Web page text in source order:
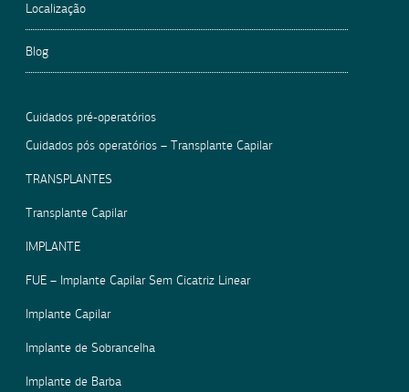
Localização
Blog
Cuidados pré-operatórios
Cuidados pós operatórios – Transplante Capilar
TRANSPLANTES
Transplante Capilar
IMPLANTE
FUE – Implante Capilar Sem Cicatriz Linear
Implante Capilar
Implante de Sobrancelha
Implante de Barba